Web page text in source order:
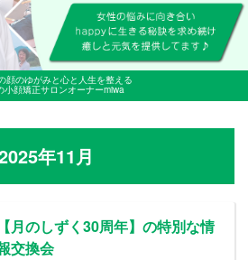
顔のゆがみと心と人生を整える
小顔矯正サロンオーナーmiwa
年11月
【月のしずく30周年】の特別な情
交換会